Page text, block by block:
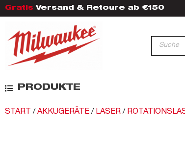
Gratis Versand & Retoure ab €150
PRODUKTE
START / AKKUGERÄTE / LASER /